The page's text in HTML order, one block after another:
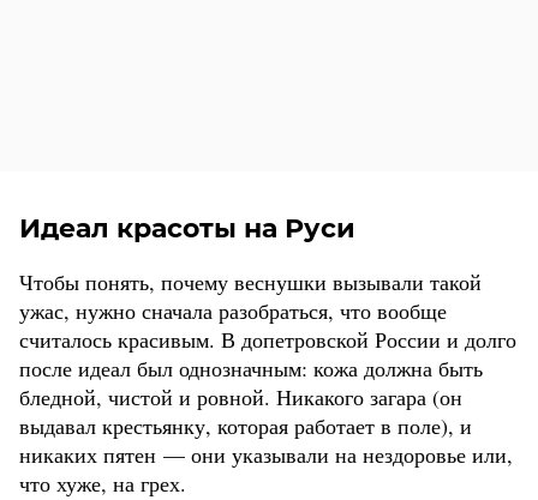
Идеал красоты на Руси
Чтобы понять, почему веснушки вызывали такой
ужас, нужно сначала разобраться, что вообще
считалось красивым. В допетровской России и долго
после идеал был однозначным: кожа должна быть
бледной, чистой и ровной. Никакого загара (он
выдавал крестьянку, которая работает в поле), и
никаких пятен — они указывали на нездоровье или,
что хуже, на грех.